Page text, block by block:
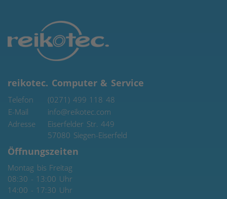
reikotec. Computer & Service
Telefon
(0271) 499 118 48
E-Mail
info@reikotec.com
Adresse
Eiserfelder Str. 449
57080 Siegen-Eiserfeld
Öffnungszeiten
Montag bis Freitag
08:30 - 13:00 Uhr
14:00 - 17:30 Uhr